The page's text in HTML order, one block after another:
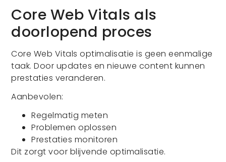
Core Web Vitals als
doorlopend proces
Core Web Vitals optimalisatie is geen eenmalige
taak. Door updates en nieuwe content kunnen
prestaties veranderen.
Aanbevolen:
Regelmatig meten
Problemen oplossen
Prestaties monitoren
Dit zorgt voor blijvende optimalisatie.